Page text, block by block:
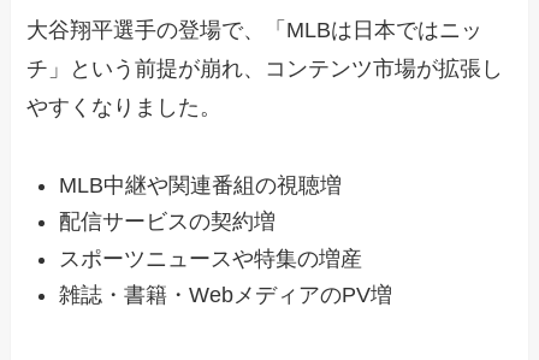
大谷翔平選手の登場で、「MLBは日本ではニッ
チ」という前提が崩れ、コンテンツ市場が拡張し
やすくなりました。
MLB中継や関連番組の視聴増
配信サービスの契約増
スポーツニュースや特集の増産
雑誌・書籍・WebメディアのPV増